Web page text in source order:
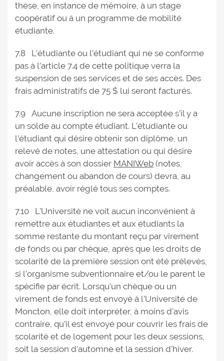
thèse, en instance de mémoire, à un stage
coopératif ou à un programme de mobilité
étudiante.
7.8 L’étudiante ou l’étudiant qui ne se conforme
pas à l’article 7.4 de cette politique verra la
suspension de ses services et de ses accès. Des
frais administratifs de 75 $ lui seront facturés.
7.9 Aucune inscription ne sera acceptée s’il y a
un solde au compte étudiant. L’étudiante ou
l’étudiant qui désire obtenir son diplôme, un
relevé de notes, une attestation ou qui désire
avoir accès à son dossier MANIWeb (notes,
changement ou abandon de cours) devra, au
préalable, avoir réglé tous ses comptes.
7.10 L’Université ne voit aucun inconvénient à
remettre aux étudiantes et aux étudiants la
somme restante du montant reçu par virement
de fonds ou par chèque, après que les droits de
scolarité de la première session ont été prélevés,
si l’organisme subventionnaire et/ou le parent le
spécifie par écrit. Lorsqu’un chèque ou un
virement de fonds est envoyé à l’Université de
Moncton, elle doit interpréter, à moins d’avis
contraire, qu’il est envoyé pour couvrir les frais de
scolarité et de logement pour les deux sessions,
soit la session d’automne et la session d’hiver.